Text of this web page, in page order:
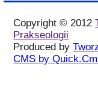
Copyright © 2012
Prakseologii
Produced by
CMS by